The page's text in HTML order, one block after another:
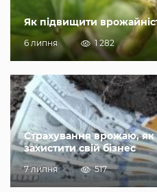
Як підвищити
6 липня 1 282
Страхування врожаю, як
захистити свій бізнес
7 липня 517